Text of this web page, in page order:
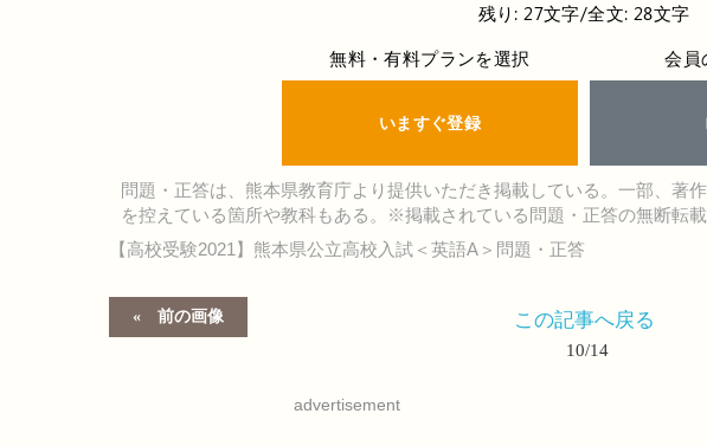
残り: 27文字/全文: 28文字
無料・有料プランを選択
いますぐ登録
会員
問題・正答は、熊本県教育庁より提供いただき掲載している。一部、著
を控えている箇所や教科もある。※掲載されている問題・正答の無断転載
【高校受験2021】熊本県公立高校入試＜英語A＞問題・正答
前の画像 この記事へ戻る
10/14
advertisement